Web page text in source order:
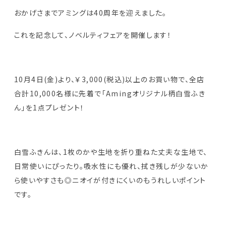
おかげさまでアミングは40周年を迎えました。
これを記念して、ノベルティフェアを開催します！
10月4日(金)より、￥3,000(税込)以上のお買い物で、全店
合計10,000名様に先着で「Amingオリジナル柄白雪ふき
ん」を1点プレゼント！
白雪ふきんは、1枚のかや生地を折り重ねた丈夫な生地で、
日常使いにぴったり。吸水性にも優れ、拭き残しが少ないか
ら使いやすさも◎ニオイが付きにくいのもうれしいポイント
です。